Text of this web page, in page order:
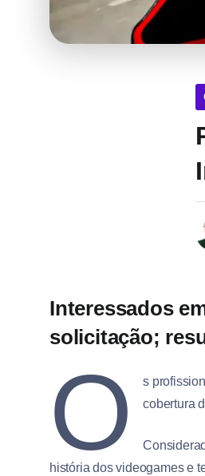
Interessados
solicitação;
O
s
cobertura
história dos videogames e